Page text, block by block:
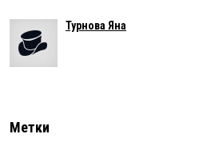
Турнова Яна
Метки